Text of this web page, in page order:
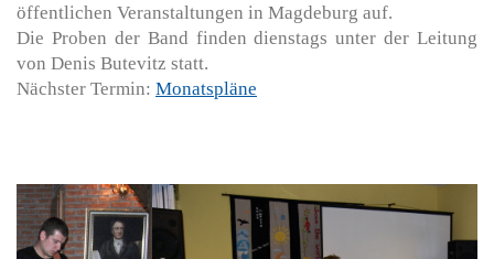
öffentlichen Veranstaltungen in Magdeburg auf.
Die Proben der Band finden dienstags unter der Leitung
von Denis Butevitz statt.
Nächster Termin: Monatspläne